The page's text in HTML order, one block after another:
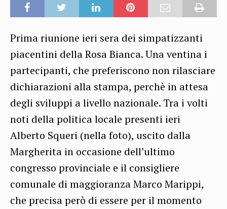
Prima riunione ieri sera dei simpatizzanti
piacentini della Rosa Bianca. Una ventina i
partecipanti, che preferiscono non rilasciare
dichiarazioni alla stampa, perchè in attesa
degli sviluppi a livello nazionale. Tra i volti
noti della politica locale presenti ieri
Alberto Squeri (nella foto), uscito dalla
Margherita in occasione dell’ultimo
congresso provinciale e il consigliere
comunale di maggioranza Marco Marippi,
che precisa però di essere per il momento